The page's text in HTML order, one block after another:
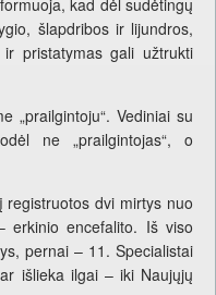
kad dėl sudėtingų
šlapdribos ir lijundros,
pristatymas gali užtrukti
„prailgintoju“. Vediniai su
ne „prailgintojas“, o
registruotos dvi mirtys nuo
erkinio encefalito. Iš viso
pernai – 11. Specialistai
išlieka ilgai – iki Naujųjų